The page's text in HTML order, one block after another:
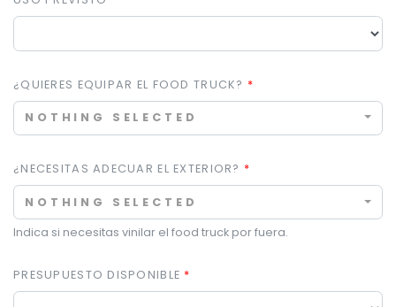
¿QUIERES EQUIPAR EL FOOD TRUCK?
NOTHING SELECTED
¿NECESITAS ADECUAR EL EXTERIOR?
NOTHING SELECTED
Indica si necesitas vinilar el food truck por fuera.
PRESUPUESTO DISPONIBLE